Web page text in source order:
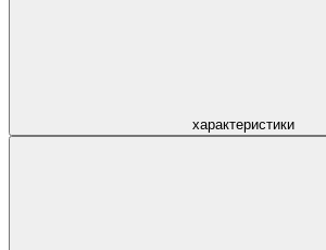
характеристики